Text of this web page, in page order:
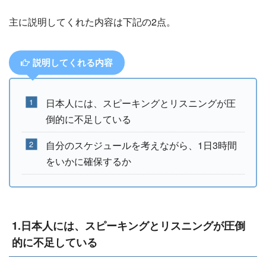
主に説明してくれた内容は下記の2点。
説明してくれる内容
日本人には、スピーキングとリスニングが圧
倒的に不足している
自分のスケジュールを考えながら、1日3時間
をいかに確保するか
1.日本人には、スピーキングとリスニングが圧倒
的に不足している